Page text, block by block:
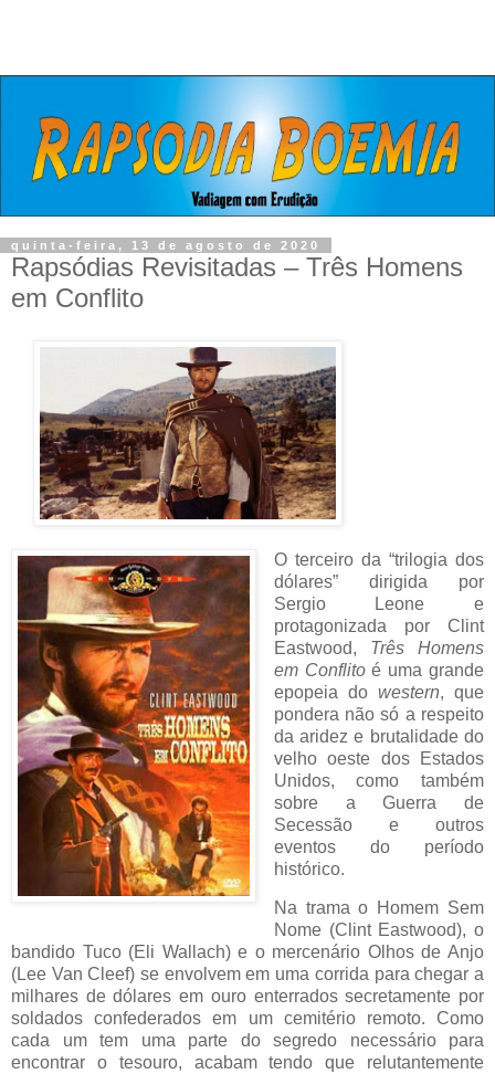
quinta-feira, 13 de agosto de 2020
Rapsódias Revisitadas – Três Homens
em Conflito
O terceiro da “trilogia dos
dólares” dirigida por
Sergio Leone e
protagonizada por Clint
Eastwood, Três Homens
em Conflitoé uma grande
epopeia do western, que
pondera não só a respeito
da aridez e brutalidade do
velho oeste dos Estados
Unidos, como também
sobre a Guerra de
Secessão e outros
eventos do período
histórico.
Na trama o Homem Sem
Nome (Clint Eastwood), o
bandido Tuco (Eli Wallach) e o mercenário Olhos de Anjo
(Lee Van Cleef) se envolvem em uma corrida para chegar a
milhares de dólares em ouro enterrados secretamente por
soldados confederados em um cemitério remoto. Como
cada um tem uma parte do segredo necessário para
encontrar o tesouro, acabam tendo que relutantemente